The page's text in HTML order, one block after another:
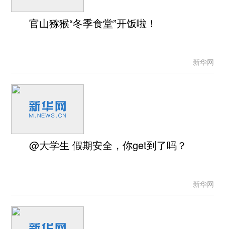
官山猕猴“冬季食堂”开饭啦！
新华网
@大学生 假期安全，你get到了吗？
新华网